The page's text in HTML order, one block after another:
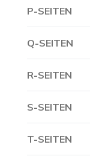
P-SEITEN
Q-SEITEN
R-SEITEN
S-SEITEN
T-SEITEN